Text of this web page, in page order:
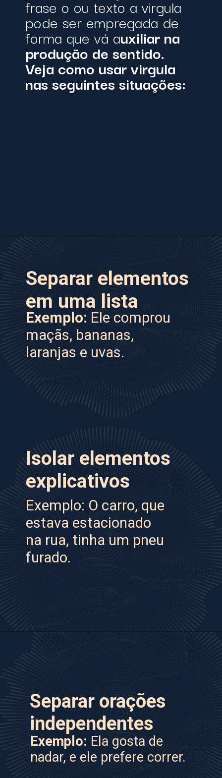
frase o ou texto a virgula
pode ser empregada de
forma que vá auxiliar na
produção de sentido.
Veja como usar virgula
nas seguintes situações:
Separar elementos
em uma lista
Exemplo: Ele comprou
maçãs, bananas,
laranjas e uvas.
Isolar elementos
explicativos
Exemplo: O carro, que
estava estacionado
na rua, tinha um pneu
furado.
Separar orações
independentes
Exemplo: Ela gosta de
nadar, e ele prefere correr.